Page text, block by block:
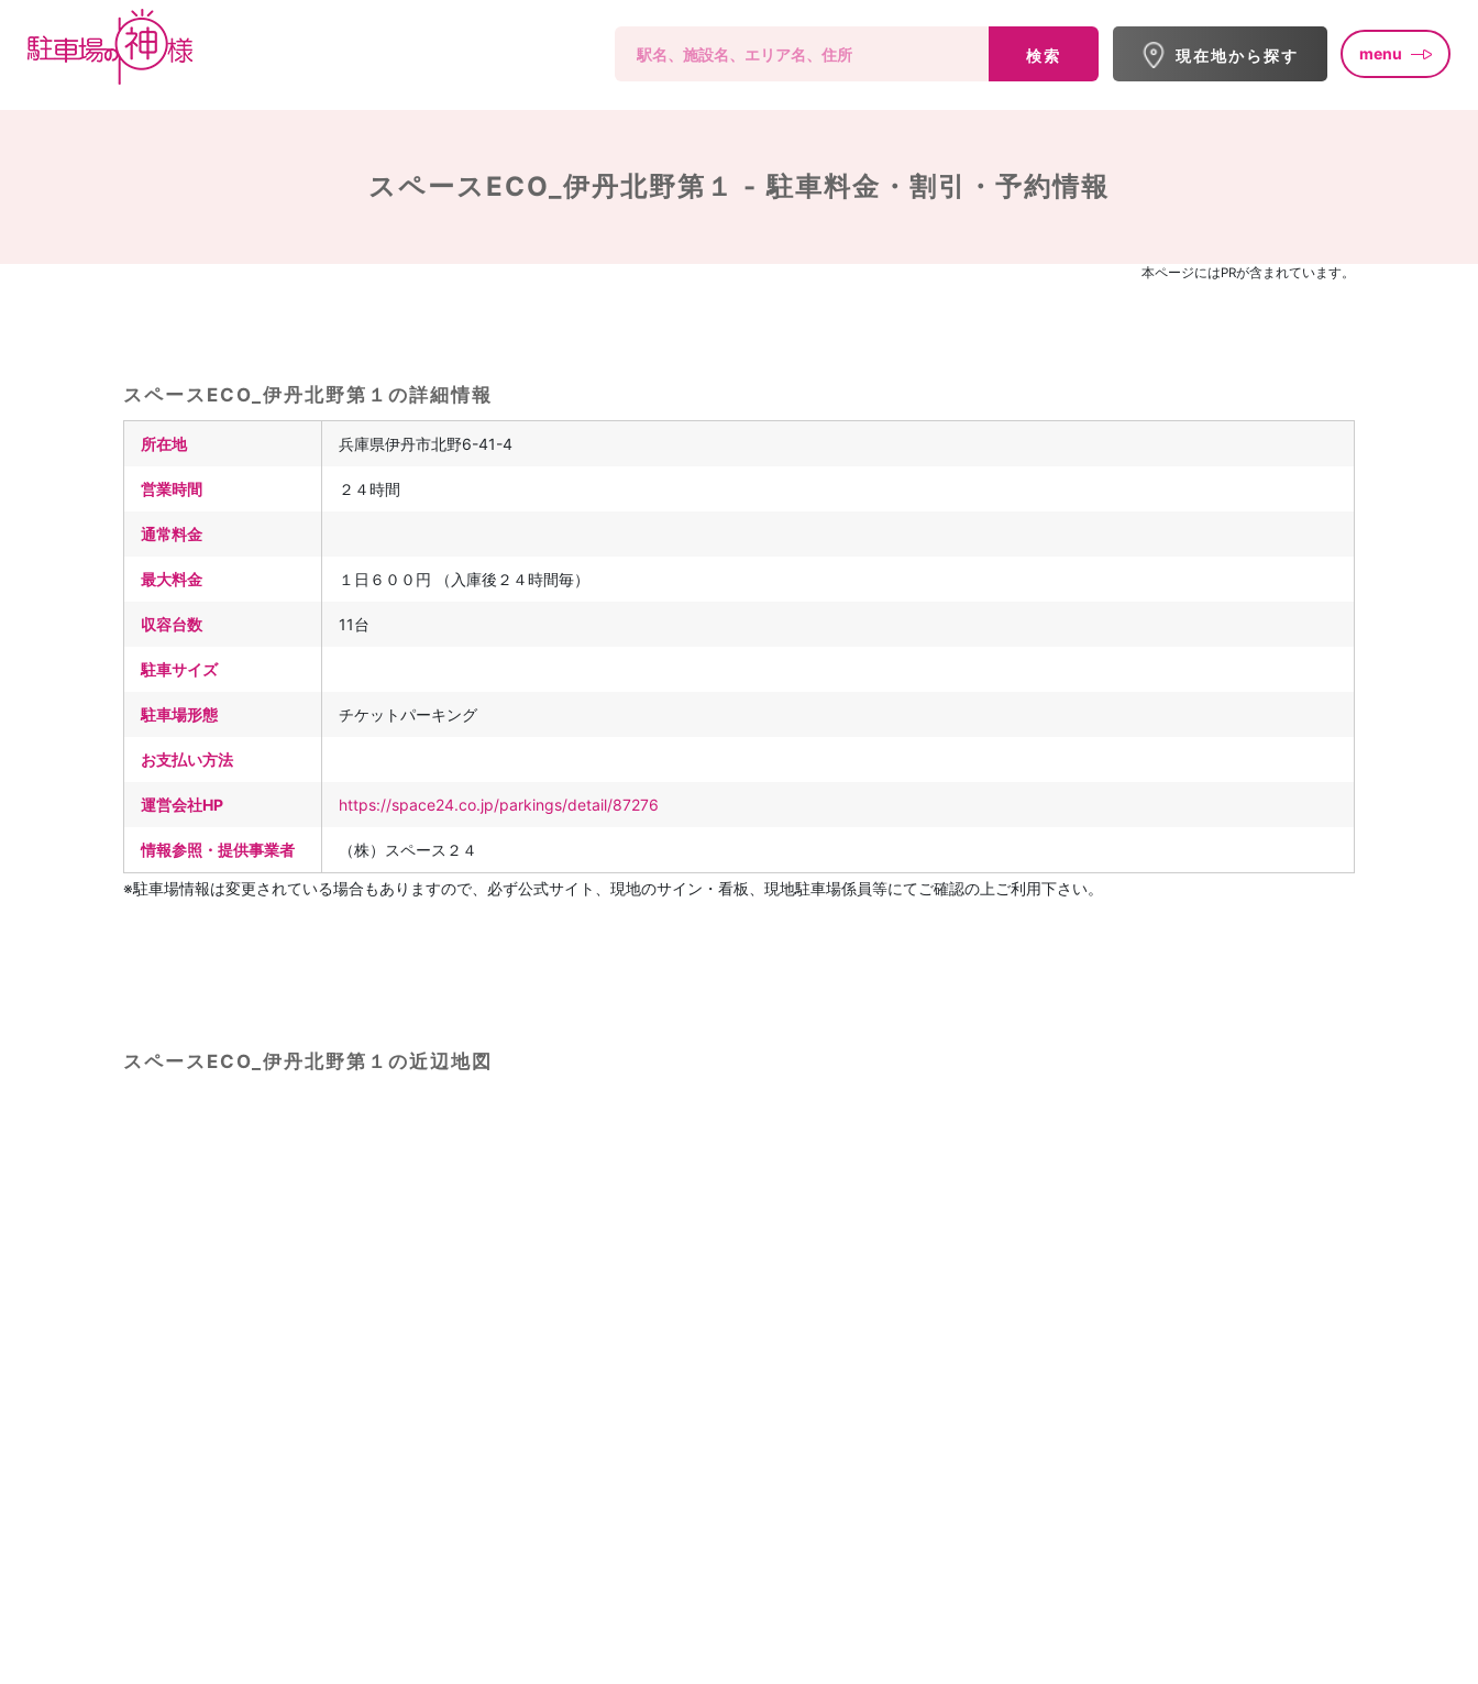
検索 現在地から探す menu
スペースECO_伊丹北野第１ -駐車料金・割引・予約情報
本ページにはPRが含まれています。
スペースECO_伊丹北野第１の詳細情報
所在地 兵庫県伊丹市北野6-41-4
営業時間 ２４時間
通常料金
最大料金 １日６００円 （入庫後２４時間毎）
収容台数 11台
駐車サイズ
駐車場形態 チケットパーキング
お支払い方法
運営会社HP https://space24.co.jp/parkings/detail/87276
情報参照・提供事業者 （株）スペース２４
※駐車場情報は変更されている場合もありますので、必ず公式サイト、現地のサイン・看板、現地駐車場係員等にてご確認の上ご利用下さい。
スペースECO_伊丹北野第１の近辺地図